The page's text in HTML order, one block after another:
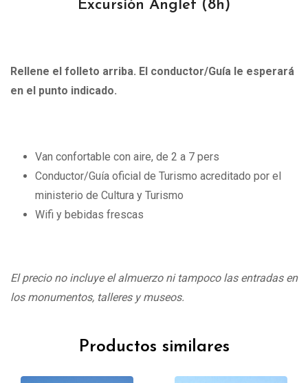
Excursión Anglet (8h)
Rellene el folleto arriba. El conductor/Guía le esperará
en el punto indicado.
Van confortable con aire, de 2 a 7 pers
Conductor/Guía oficial de Turismo acreditado por el
ministerio de Cultura y Turismo
Wifi y bebidas frescas
El precio no incluye el almuerzo ni tampoco las entradas en
los monumentos, talleres y museos.
Productos similares